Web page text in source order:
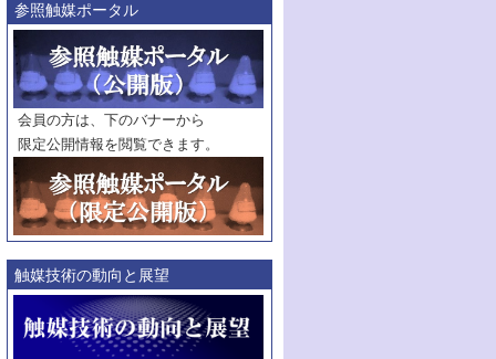
巻・号指定
巻
号
範囲指定
巻
号～
巻
号
触媒年鑑
年度
記事種別
マーク：
マークあり
参照触媒ポータル
会員の方は、下のバナーから
限定公開情報を閲覧できます。
触媒技術の動向と展望